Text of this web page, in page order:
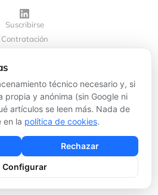
Suscribirse
Contratación
cookies
byGhost
técnico necesario y, si
propia y anónima (sin Google ni
artículos se leen más. Nada de
en la política de cookies.
Rechazar
Configurar